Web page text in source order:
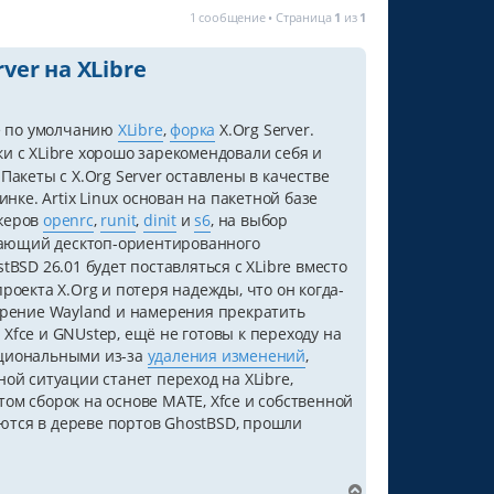
1 сообщение • Страница 1 из 1
на XLibre
по умолчанию XLibre,форка X.Org Server.
с XLibre хорошо зарекомендовали себя и
с X.Org Server оставлены в качестве
Artix Linux основан на пакетной базе
openrc, runit, dinitиs6, на выбор
десктоп-ориентированного
26.01 будет поставляться с XLibre вместо
X.Org и потеря надежды, что он когда-
Wayland и намерения прекратить
и GNUstep, ещё не готовы к переходу на
из-за удаления изменений,
ситуации станет переход на XLibre,
сборок на основе MATE, Xfce и собственной
в дереве портов GhostBSD, прошли